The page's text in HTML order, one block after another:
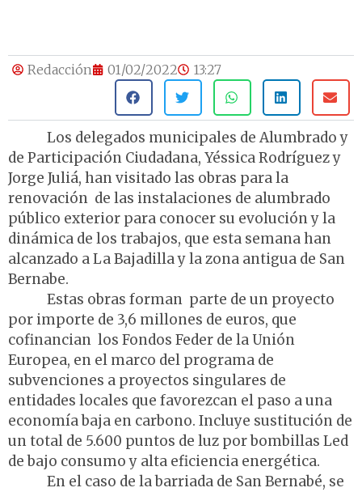
Redacción 01/02/2022 13:27
Los delegados municipales de Alumbrado y
de Participación Ciudadana, Yéssica Rodríguez y
Jorge Juliá, han visitado las obras para la
renovación de las instalaciones de alumbrado
público exterior para conocer su evolución y la
dinámica de los trabajos, que esta semana han
alcanzado a La Bajadilla y la zona antigua de San
Bernabe.
Estas obras forman parte de un proyecto
por importe de 3,6 millones de euros, que
cofinancian los Fondos Feder de la Unión
Europea, en el marco del programa de
subvenciones a proyectos singulares de
entidades locales que favorezcan el paso a una
economía baja en carbono. Incluye sustitución de
un total de 5.600 puntos de luz por bombillas Led
de bajo consumo y alta eficiencia energética.
En el caso de la barriada de San Bernabé, se